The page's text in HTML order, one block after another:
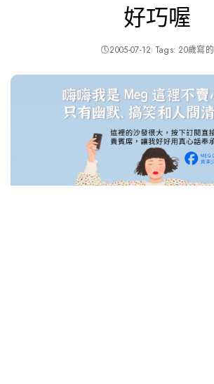
好巧喔
2005-07-12 Tags: 20歲寫的